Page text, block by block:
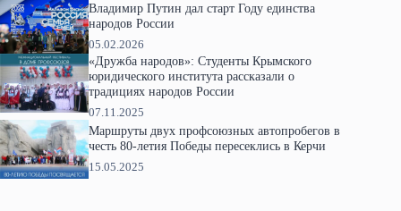
Владимир Путин дал старт Году единства
народов России
05.02.2026
«Дружба народов»: Студенты Крымского
юридического института рассказали о
традициях народов России
07.11.2025
Маршруты двух профсоюзных автопробегов в
честь 80-летия Победы пересеклись в Керчи
15.05.2025